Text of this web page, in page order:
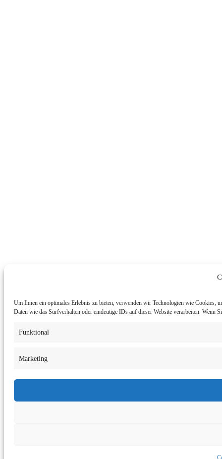
Um Ihnen ein optimales Erlebnis zu bieten, verwenden wir Technologien wie Cookies,
Daten wie das Surfverhalten oder eindeutige IDs auf dieser Website verarbeiten.
Funktional
Marketing